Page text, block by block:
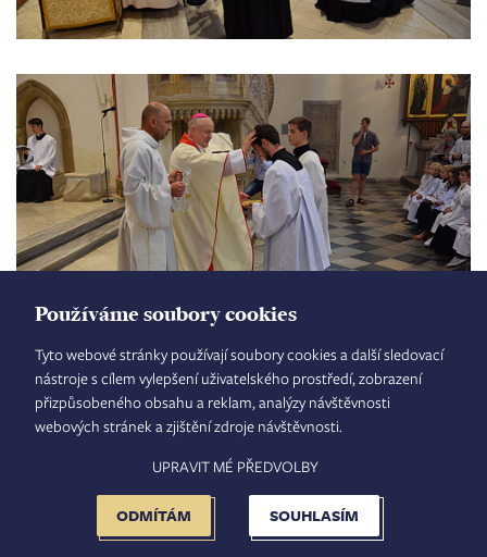
Používáme soubory cookies
Tyto webové stránky používají soubory cookies a další sledovací
nástroje s cílem vylepšení uživatelského prostředí, zobrazení
přizpůsobeného obsahu a reklam, analýzy návštěvnosti
webových stránek a zjištění zdroje návštěvnosti.
SOUHLASÍM
ODMÍTÁM
UPRAVIT MÉ PŘEDVOLBY